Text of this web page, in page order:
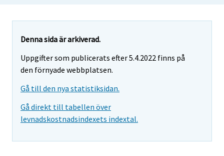
Denna sida är arkiverad.
Uppgifter som publicerats efter 5.4.2022 finns på
den förnyade webbplatsen.
Gå till den nya statistiksidan.
Gå direkt till tabellen över
levnadskostnadsindexets indextal.